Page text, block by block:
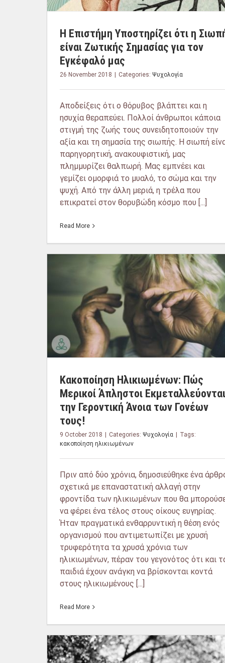
Η Επιστήμη Υποστηρίζει ότι η
είναι Ζωτικής Σημασίας για τον
Εγκέφαλό μας
26 November 2018 Categories: Ψυχολογία
Αποδείξεις ότι ο θόρυβος βλάπτει και η
ησυχία θεραπεύει. Πολλοί άνθρωποι κάποια
στιγμή της ζωής τους συνειδητοποιούν την
αξία και τη σημασία της σιωπής. Η σιωπή
παρηγορητική, ανακουφιστική, μας
πλημμυρίζει θαλπωρή. Μας εμπνέει και
γεμίζει ομορφιά το μυαλό, το σώμα και την
ψυχή. Από την άλλη μεριά, η τρέλα που
επικρατεί στον θορυβώδη κόσμο που [...]
Read More
Κακοποίηση Ηλικιωμένων: Πώς
Μερικοί Άπληστοι Εκμεταλλεύονται
την Γεροντική Άνοια των Γονέων
τους!
9 October 2018 Categories: Ψυχολογία
Tags:
κακοποίηση ηλικιωμένων
Πριν από δύο χρόνια, δημοσιεύθηκε ένα
σχετικά με επαναστατική αλλαγή στην
φροντίδα των ηλικιωμένων που θα
να φέρει ένα τέλος στους οίκους ευγηρίας.
Ήταν πραγματικά ενθαρρυντική η θέση ενός
οργανισμού που αντιμετωπίζει με χρυσή
τρυφερότητα τα χρυσά χρόνια των
ηλικιωμένων, πέραν του γεγονότος ότι και
παιδιά έχουν ανάγκη να βρίσκονται κοντά
στους ηλικιωμένους [...]
Read More